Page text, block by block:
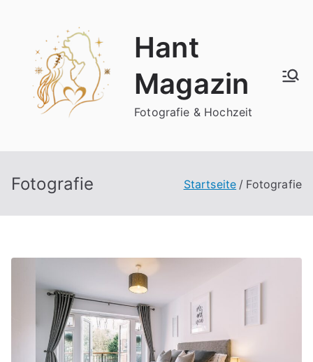
springen
Hant
Magazin
Fotografie & Hochzeit
Fotografie Startseite Fotografie